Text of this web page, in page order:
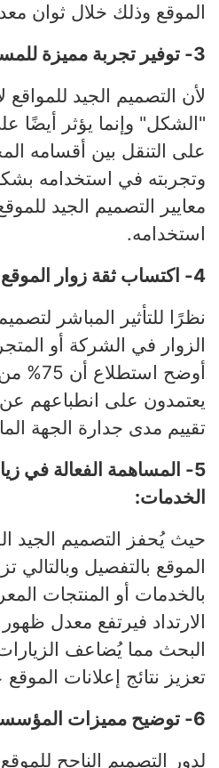
الموقع وذلك خلال ثوان
3- توفير تجربة مميزة للمستخدم:
لأن التصميم الجيد
"الشكل" وإنما يؤثر أيضًا
على التنقل بين أقسامه
وتجربته في استخدامه
معايير التصميم الجيد
استخدامه.
4- اكتساب ثقة زوار الموقع:
نظرًا للتأثير المباشر
الزوار في الشركة أو
أوضح
يعتمدون على انطباعهم
تقييم مدى جدارة الجهة
5- المساهمة الفعالة في
الخدمات:
حيث يُحفز التصميم الجيد
الموقع بالتفصيل وبالتالي
بالخدمات أو المنتجات
الارتداد فيرتفع معدل
البحث مما يُضاعف
تعزيز نتائج إعلانات
6- توضيح مميزات المؤسسة أو الشركة:
لدور التصميم الناجح